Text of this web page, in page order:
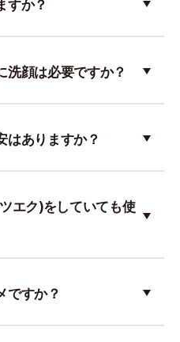
すか？
洗顔は必要ですか？
はありますか？
エク)をしていても使
ですか？